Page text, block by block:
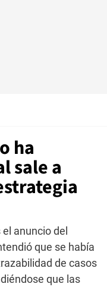
ha
sale a
anuncio del
que se había
de casos
que las